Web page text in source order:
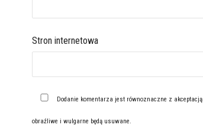
Stron internetowa
Dodanie komentarza jest równoznaczne z akceptacją
obraźliwe i wulgarne będą usuwane.